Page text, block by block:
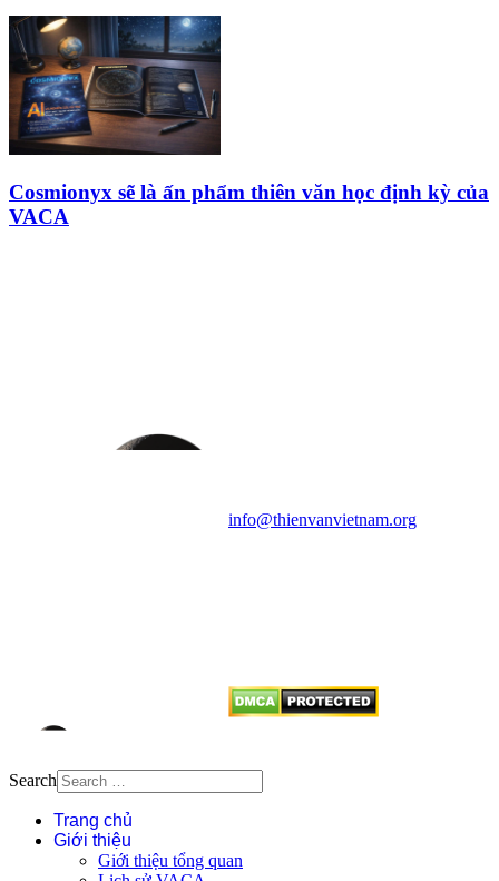
Cosmionyx sẽ là ấn phẩm thiên văn học định kỳ của
VACA
info@thienvanvietnam.org
Search
Trang chủ
Giới thiệu
Giới thiệu tổng quan